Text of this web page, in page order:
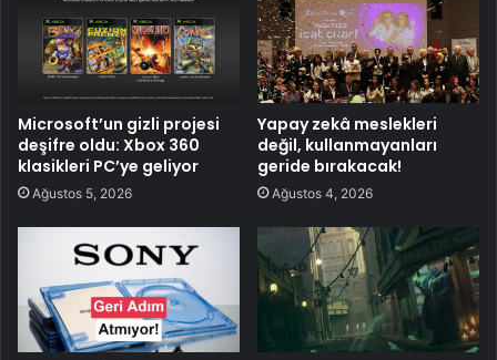
Microsoft’un gizli projesi
deşifre oldu: Xbox 360
klasikleri PC’ye geliyor
Ağustos 5, 2026
Yapay zekâ meslekleri
değil, kullanmayanları
geride bırakacak!
Ağustos 4, 2026